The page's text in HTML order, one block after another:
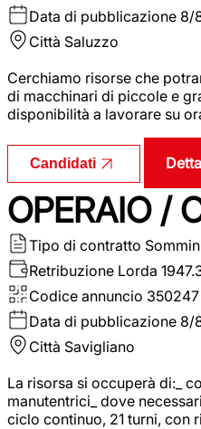
Data di pubblicazione 8/
Città Saluzzo
Cerchiamo risorse che
di macchinari di piccole e
disponibilità a lavorare su
Candidati
OPERAIO /
Tipo di contratto
Retribuzione Lorda
Codice annuncio 350247
Data di pubblicazione 8/
Città Savigliano
La risorsa si occuperà di:_
manutentrici_ dove
ciclo continuo, 21 turni, con